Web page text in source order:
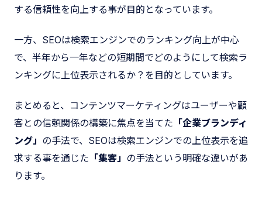
する信頼性を向上する事が目的となっています。
一方、SEOは検索エンジンでのランキング向上が中心
で、半年から一年などの短期間でどのようにして検索ラ
ンキングに上位表示されるか？を目的としています。
まとめると、コンテンツマーケティングはユーザーや顧
客との信頼関係の構築に焦点を当てた 「企業ブランディ
ング」 の手法で、SEOは検索エンジンでの上位表示を追
求する事を通じた 「集客」 の手法という明確な違いがあ
ります。